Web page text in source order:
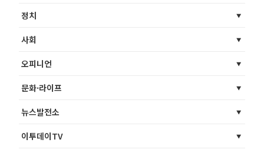
정치
사회
오피니언
문화·라이프
뉴스발전소
이투데이TV